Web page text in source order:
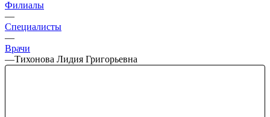
Филиалы
—
Специалисты
—
Врачи
—Тихонова Лидия Григорьевна